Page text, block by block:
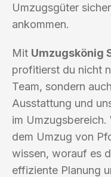
Umzugsgüter
ankommen.
Mit Umzugskönig
profitierst du nicht
Team, sondern
Ausstattung und
im Umzugsbereich.
dem Umzug von
wissen, worauf es
effiziente Planung